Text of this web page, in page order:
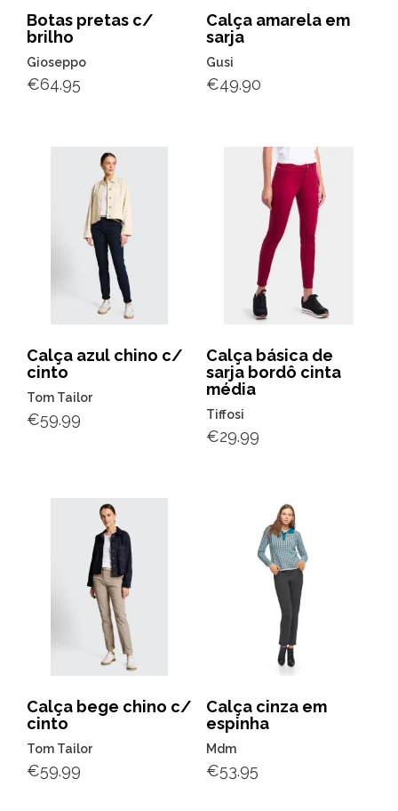
Botas pretas c/
brilho
Gioseppo
€64.95
Calça amarela em
sarja
Gusi
€49.90
Calça azul chino c/
cinto
Tom Tailor
€59.99
Calça básica de
sarja bordô cinta
média
Tiffosi
€29.99
Calça bege chino c/
cinto
Tom Tailor
€59.99
Calça cinza em
espinha
Mdm
€53.95